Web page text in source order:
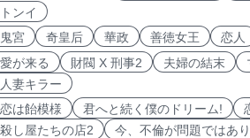
トンイ
鬼宮
奇皇后 華政 善徳女王
恋人
愛が来る
財閥 X 刑事2 夫婦の結末
人妻キラー
恋は飴模様
君へと続く僕のドリーム!
殺し屋たちの店2
今、不倫が問題ではあ